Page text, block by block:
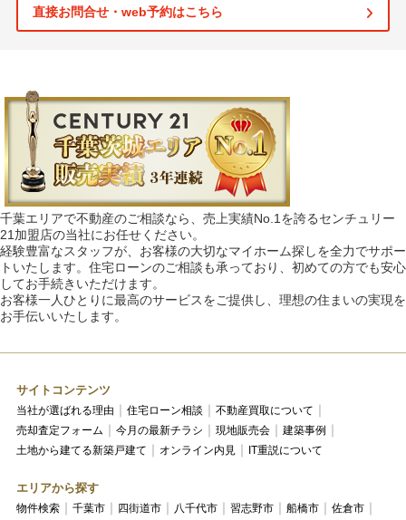
直接お問合せ・web予約はこちら
千葉エリアで不動産のご相談なら、売上実績No.1を誇るセンチュリー
21加盟店の当社にお任せください。
経験豊富なスタッフが、お客様の大切なマイホーム探しを全力でサポー
トいたします。住宅ローンのご相談も承っており、初めての方でも安心
してお手続きいただけます。
お客様一人ひとりに最高のサービスをご提供し、理想の住まいの実現を
お手伝いいたします。
サイトコンテンツ
当社が選ばれる理由 住宅ローン相談
不動産買取について
売却査定フォーム
今月の最新チラシ 現地販売会
建築事例
土地から建てる新築戸建て
オンライン内見 IT重説について
エリアから探す
物件検索 千葉市 四街道市 八千代市 習志野市 船橋市
佐倉市